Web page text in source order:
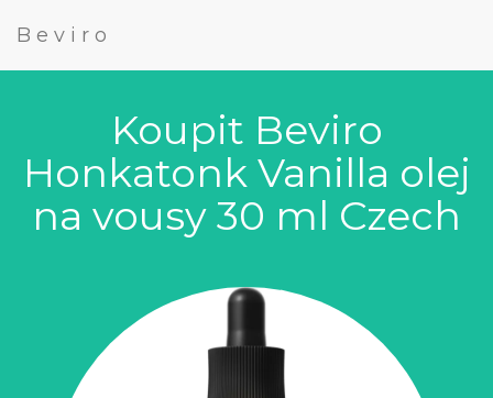
Beviro
Koupit Beviro
Honkatonk Vanilla olej
na vousy 30 ml Czech